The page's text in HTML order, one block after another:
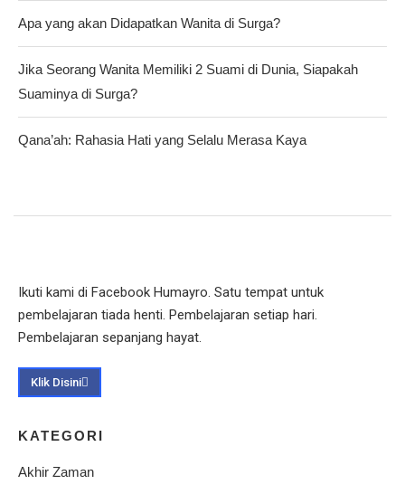
Apa yang akan Didapatkan Wanita di Surga?
Jika Seorang Wanita Memiliki 2 Suami di Dunia, Siapakah
Suaminya di Surga?
Qana’ah: Rahasia Hati yang Selalu Merasa Kaya
Ikuti kami di Facebook Humayro. Satu tempat untuk
pembelajaran tiada henti. Pembelajaran setiap hari.
Pembelajaran sepanjang hayat.
Klik Disini
KATEGORI
Akhir Zaman